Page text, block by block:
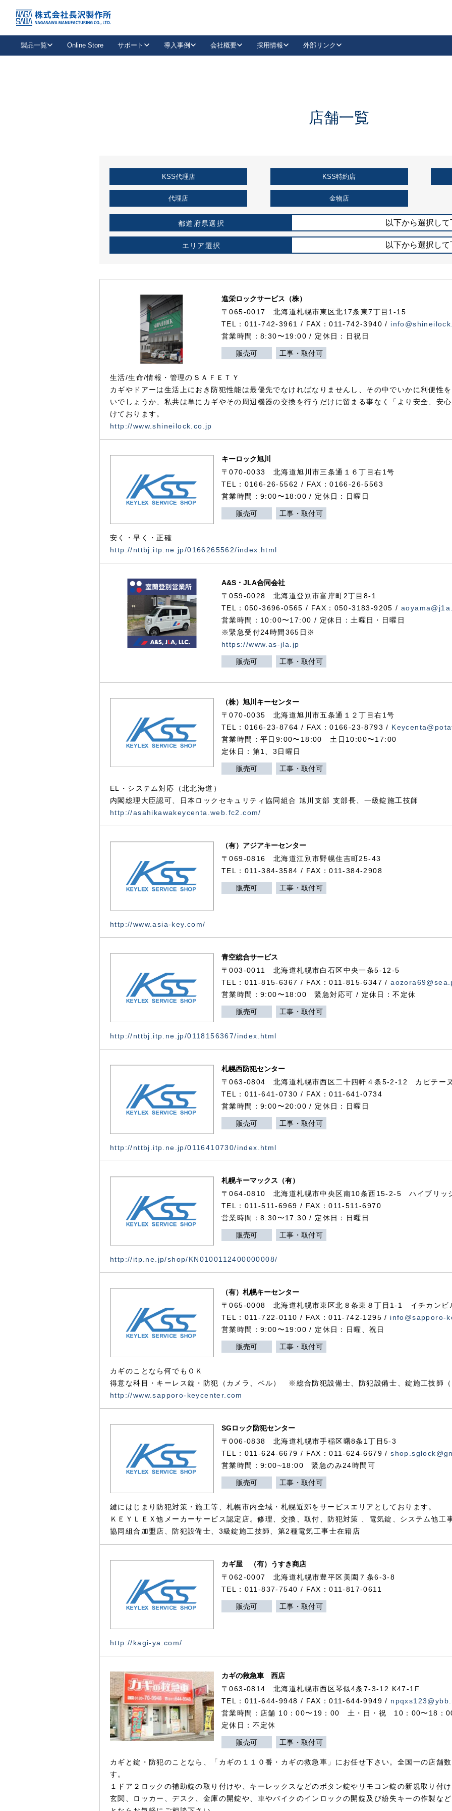
製品一覧
抗ウイルス・抗菌製品
キーレックスを品番からお探しいただけます。
Online Store サポート
取扱店情報
お役立ち情報
導入事例
企業様採用事例
会社概要 採用情報 外部リンク
LinkedIn
KSS加盟店・取扱店情報
店舗一覧
店舗一覧
KSS代理店 KSS特約店
代理店 金物店
都道府県選択 以下から選択し
エリア選択 以下から選択し
進栄ロックサービス（株）
〒065-0017 北海道札幌市東区北17条東7丁目1-15
TEL：011-742-3961 / FAX：011-742-3940 /
営業時間：8:30〜19:00 / 定休日：日祝日
販売可 工事・取付可
生活/生命/情報・管理のＳＡＦＥＴＹ
カギやドアーは生活上におき防犯性能は最優先でなければなりませんし、その中でいかに利便性
いでしょうか、私共は単にカギやその周辺機器の交換を行うだけに留まる事なく「より安全、安
けております。
http://www.shineilock.co.jp
キーロック旭川
〒070-0033 北海道旭川市三条通１６丁目右1号
TEL：0166-26-5562 / FAX：0166-26-5563
営業時間：9:00〜18:00 / 定休日：日曜日
販売可 工事・取付可
安く・早く・正確
http://nttbj.itp.ne.jp/0166265562/index.html
A&S・JLA合同会社
〒059-0028北海道登別市富岸町2丁目 8-1
TEL：050-3696-0565 / FAX：050-3183-9205 /
営業時間：10:00〜17:00 / 定休日：土曜日・日曜日
※緊急受付24時間365日※
https://www.as-jla.jp
販売可 工事・取付可
（株）旭川キーセンター
〒070-0035 北海道旭川市五条通１２丁目右1号
TEL：0166-23-8764 / FAX：0166-23-8793 /
営業時間：平日9:00〜18:00 土日10:00〜17:00
定休日：第1、3日曜日
販売可 工事・取付可
EL・システム対応（北北海道）
内閣総理大臣認可、日本ロックセキュリティ協同組合 旭川支部 支部長、一級錠施工技師
http://asahikawakeycenta.web.fc2.com/
（有）アジアキーセンター
〒069-0816 北海道江別市野幌住吉町25-43
TEL：011-384-3584 / FAX：011-384-2908
販売可 工事・取付可
http://www.asia-key.com/
青空総合サービス
〒003-0011 北海道札幌市白石区中央一条5-12-5
TEL：011-815-6367 / FAX：011-815-6347 /
営業時間：9:00〜18:00 緊急対応可 / 定休日：不定休
販売可 工事・取付可
http://nttbj.itp.ne.jp/0118156367/index.html
札幌西防犯センター
〒063-0804 北海道札幌市西区二十四軒４条5-2-12 カピテー
TEL：011-641-0730 / FAX：011-641-0734
営業時間：9:00〜20:00 / 定休日：日曜日
販売可 工事・取付可
http://nttbj.itp.ne.jp/0116410730/index.html
札幌キーマックス（有）
〒064-0810 北海道札幌市中央区南10条西15-2-5 ハイブリッ
TEL：011-511-6969 / FAX：011-511-6970
営業時間：8:30〜17:30 / 定休日：日曜日
販売可 工事・取付可
http://itp.ne.jp/shop/KN0100112400000008/
（有）札幌キーセンター
〒065-0008 北海道札幌市東区北８条東８丁目1-1 イチカンビ
TEL：011-722-0110 / FAX：011-742-1295 / info@sapporo-
営業時間：9:00〜19:00 / 定休日：日曜、祝日
販売可 工事・取付可
カギのことなら何でもＯＫ
得意な科目・キーレス錠・防犯（カメラ、ベル） ※総合防犯設備士、防犯設備士、錠施工技師
http://www.sapporo-keycenter.com
SGロック防犯センター
〒006-0838 北海道札幌市手稲区曙8条1丁目5-3
TEL：011-624-6679 / FAX：011-624-6679 /
営業時間：9:00~18:00 緊急のみ24時間可
販売可 工事・取付可
鍵にはじまり防犯対策・施工等、札幌市内全域・札幌近郊をサービスエリアとしております。
ＫＥＹＬＥＸ他メーカーサービス認定店。修理、交換、取付、防犯対策 、電気錠、システム他工
協同組合加盟店、防犯設備士、3級錠施工技師、第2種電気工事士在籍店
カギ屋 （有）うすき商店
〒062-0007 北海道札幌市豊平区美園７条6-3-8
TEL：011-837-7540 / FAX：011-817-0611
販売可 工事・取付可
http://kagi-ya.com/
カギの救急車 西店
〒063-0814 北海道札幌市西区琴似4条7-3-12 K47-1F
TEL：011-644-9948 / FAX：011-644-9949 /
営業時間：店舗 10：00〜19：00 土・日・祝 10：00〜18：
定休日：不定休
販売可 工事・取付可
カギと錠・防犯のことなら、「カギの１１０番・カギの救急車」にお任せ下さい。全国一の店舗
す。
１ドア２ロックの補助錠の取り付けや、キーレックスなどのボタン錠やリモコン錠の新規取り付
玄関、ロッカー、デスク、金庫の開錠や、車やバイクのインロックの開錠及び紛失キーの作製な